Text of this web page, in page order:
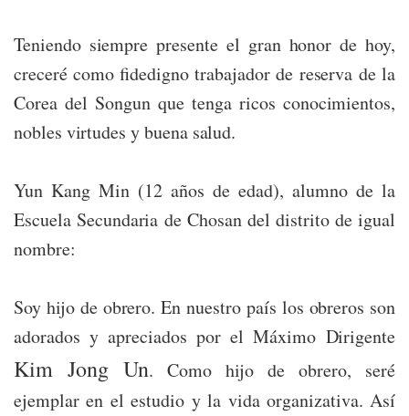
Teniendo siempre presente el gran honor de hoy,
creceré como fidedigno trabajador de reserva de la
Corea del Songun que tenga ricos conocimientos,
nobles virtudes y buena salud.
Yun Kang Min (12 años de edad), alumno de la
Escuela Secundaria de Chosan del distrito de igual
nombre:
Soy hijo de obrero. En nuestro país los obreros son
adorados y apreciados por el Máximo Dirigente
Kim Jong Un. Como hijo de obrero, seré
ejemplar en el estudio y la vida organizativa. Así